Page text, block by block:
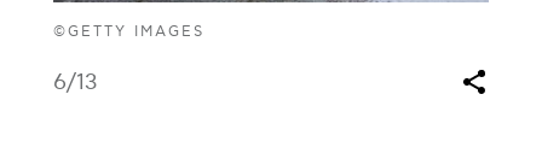
©GETTY IMAGES
6/13